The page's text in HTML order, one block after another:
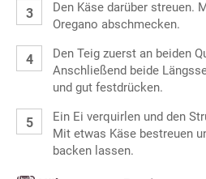
Den Käse darüber streuen.
Oregano abschmecken.
Den Teig zuerst an beiden
Anschließend beide
und gut festdrücken.
Ein Ei verquirlen und den
Mit etwas Käse bestreuen
backen lassen.